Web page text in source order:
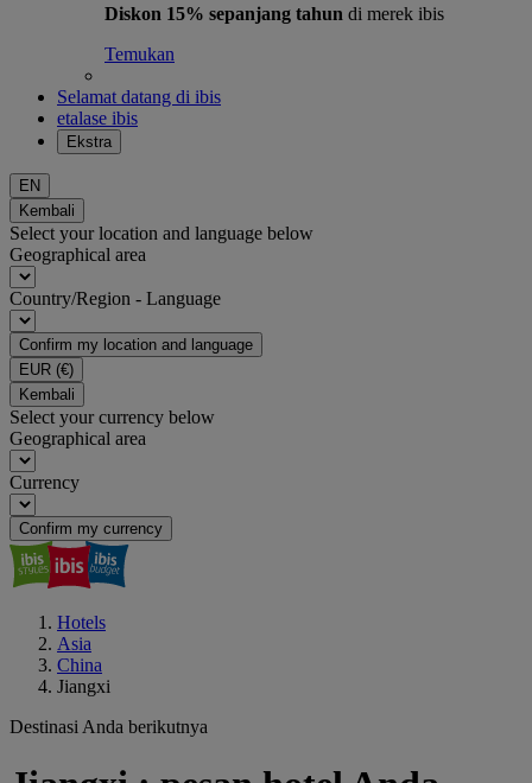
Diskon 15% sepanjang tahun di merek ibis
Temukan
Selamat datang di ibis
etalase ibis
Ekstra
EN
Kembali
Select your location and language below
Geographical area
Country/Region - Language
Confirm my location and language
EUR (€)
Kembali
Select your currency below
Geographical area
Currency
Confirm my currency
Hotels
Asia
China
Jiangxi
Destinasi Anda berikutnya